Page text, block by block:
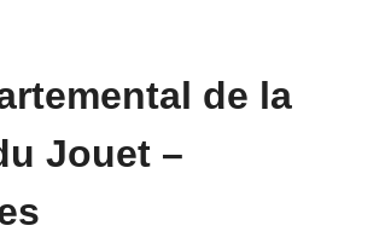
de la
Jouet –